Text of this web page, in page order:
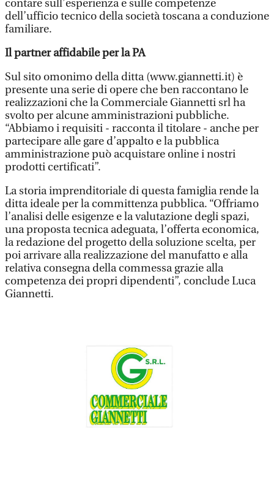
contare sull’esperienza e sulle competenze
dell’ufficio tecnico della società toscana a conduzione
familiare.
Il partner affidabile per la PA
Sul sito omonimo della ditta (www.giannetti.it) è
presente una serie di opere che ben raccontano le
realizzazioni che la Commerciale Giannetti srl ha
svolto per alcune amministrazioni pubbliche.
“Abbiamo i requisiti - racconta il titolare - anche per
partecipare alle gare d’appalto e la pubblica
amministrazione può acquistare online i nostri
prodotti certificati”.
La storia imprenditoriale di questa famiglia rende la
ditta ideale per la committenza pubblica. “Offriamo
l’analisi delle esigenze e la valutazione degli spazi,
una proposta tecnica adeguata, l’offerta economica,
la redazione del progetto della soluzione scelta, per
poi arrivare alla realizzazione del manufatto e alla
relativa consegna della commessa grazie alla
competenza dei propri dipendenti”, conclude Luca
Giannetti.